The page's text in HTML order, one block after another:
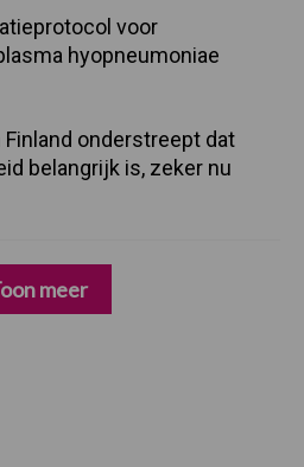
voor
hyopneumoniae
Finland onderstreept dat
belangrijk is, zeker nu
meer